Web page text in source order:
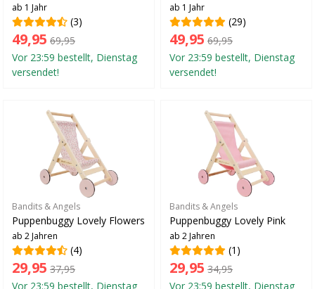
ab 1 Jahr
(3)
49,95 69,95
Vor 23:59 bestellt, Dienstag
versendet!
ab 1 Jahr
(29)
49,95 69,95
Vor 23:59 bestellt, Dienstag
versendet!
Bandits & Angels
Puppenbuggy Lovely Flowers
ab 2 Jahren
(4)
29,95 37,95
Vor 23:59 bestellt, Dienstag
Bandits & Angels
Puppenbuggy Lovely Pink
ab 2 Jahren
(1)
29,95 34,95
Vor 23:59 bestellt, Dienstag